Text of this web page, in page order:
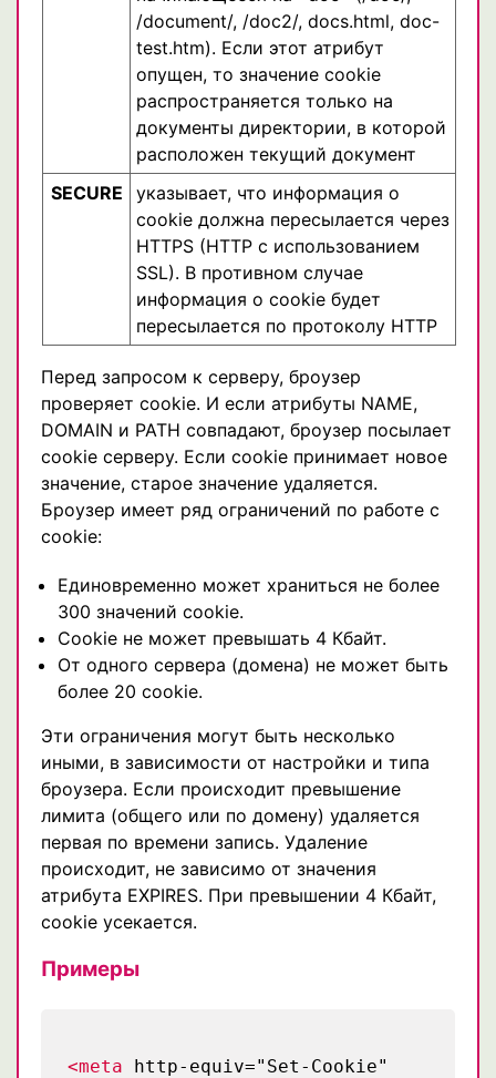
/document/, /doc2/, docs.html, doc-
test.htm). Если этот атрибут
опущен, то значение cookie
распространяется только на
документы директории, в которой
расположен текущий документ
SECURE
указывает, что информация о
cookie должна пересылается через
HTTPS (HTTP с использованием
SSL). В противном случае
информация о cookie будет
пересылается по протоколу HTTP
Перед запросом к серверу, броузер
проверяет cookie. И если атрибуты NAME,
DOMAIN и PATH совпадают, броузер посылает
cookie серверу. Если cookie принимает новое
значение, старое значение удаляется.
Броузер имеет ряд ограничений по работе с
cookie:
Единовременно может храниться не более
300 значений cookie.
Cookie не может превышать 4 Кбайт.
От одного сервера (домена) не может быть
более 20 cookie.
Эти ограничения могут быть несколько
иными, в зависимости от настройки и типа
броузера. Если происходит превышение
лимита (общего или по домену) удаляется
первая по времени запись. Удаление
происходит, не зависимо от значения
атрибута EXPIRES. При превышении 4 Кбайт,
cookie усекается.
Примеры
<meta http-equiv="Set-Cookie"